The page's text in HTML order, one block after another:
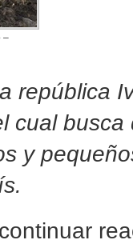
–
república
cual
y